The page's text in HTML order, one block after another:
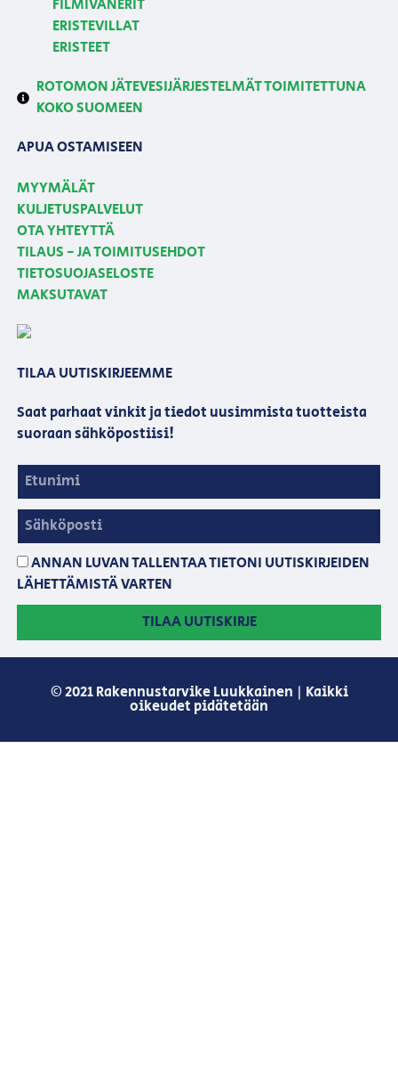
FILMIVANERIT
ERISTEVILLAT
ERISTEET
ROTOMON JÄTEVESIJÄRJESTELMÄT TOIMITETTUNA
KOKO SUOMEEN
APUA OSTAMISEEN
MYYMÄLÄT
KULJETUSPALVELUT
OTA YHTEYTTÄ
TILAUS - JA TOIMITUSEHDOT
TIETOSUOJASELOSTE
MAKSUTAVAT
TILAA UUTISKIRJEEMME
Saat parhaat vinkit ja tiedot uusimmista tuotteista
suoraan sähköpostiisi!
ANNAN LUVAN TALLENTAA TIETONI UUTISKIRJEIDEN
LÄHETTÄMISTÄ VARTEN
TILAA UUTISKIRJE
© 2021 Rakennustarvike Luukkainen | Kaikki
oikeudet pidätetään